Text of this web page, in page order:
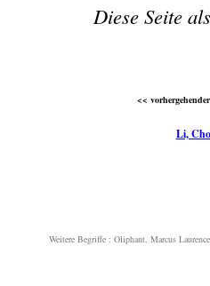
Diese Seite
<<
Li,
Weitere Begriffe : Oliphant, Marcus